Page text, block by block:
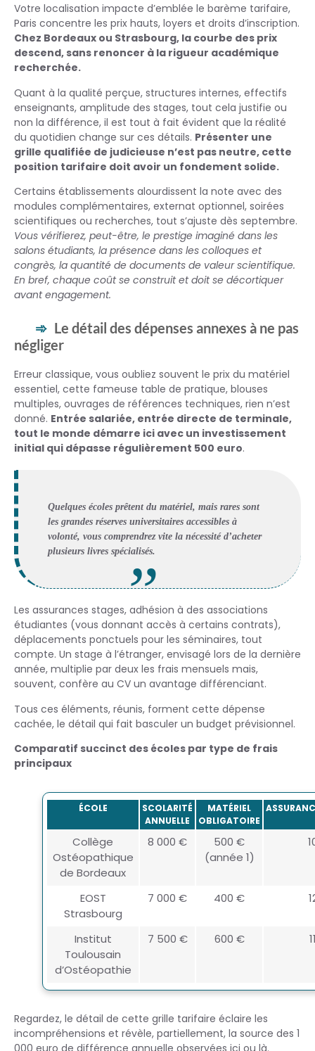
Votre localisation impacte d’emblée le barème tarifaire,
Paris concentre les prix hauts, loyers et droits d’inscription.
Chez Bordeaux ou Strasbourg, la courbe des prix
descend, sans renoncer à la rigueur académique
recherchée.
Quant à la qualité perçue, structures internes, effectifs
enseignants, amplitude des stages, tout cela justifie ou
non la différence, il est tout à fait évident que la réalité
du quotidien change sur ces détails. Présenter une
grille qualifiée de judicieuse n’est pas neutre, cette
position tarifaire doit avoir un fondement solide.
Certains établissements alourdissent la note avec des
modules complémentaires, externat optionnel, soirées
scientifiques ou recherches, tout s’ajuste dès septembre.
Vous vérifierez, peut-être, le prestige imaginé dans les
salons étudiants, la présence dans les colloques et
congrès, la quantité de documents de valeur scientifique.
En bref, chaque coût se construit et doit se décortiquer
avant engagement.
Le détail des dépenses annexes à ne pas
négliger
Erreur classique, vous oubliez souvent le prix du matériel
essentiel, cette fameuse table de pratique, blouses
multiples, ouvrages de références techniques, rien n’est
donné. Entrée salariée, entrée directe de terminale,
tout le monde démarre ici avec un investissement
initial qui dépasse régulièrement 500 euro.
Quelques écoles prêtent du matériel, mais rares sont
les grandes réserves universitaires accessibles à
volonté, vous comprendrez vite la nécessité d’acheter
plusieurs livres spécialisés.
Les assurances stages, adhésion à des associations
étudiantes (vous donnant accès à certains contrats),
déplacements ponctuels pour les séminaires, tout
compte. Un stage à l’étranger, envisagé lors de la dernière
année, multiplie par deux les frais mensuels mais,
souvent, confère au CV un avantage différenciant.
Tous ces éléments, réunis, forment cette dépense
cachée, le détail qui fait basculer un budget prévisionnel.
Comparatif succinct des écoles par type de frais
principaux
ÉCOLE
SCOLARITÉ
ANNUELLE
MATÉRIEL
OBLIGATOIRE
Collège
Ostéopathique
de Bordeaux
8 000 €
500 €
(année 1)
EOST
Strasbourg
7 000 € 400 €
Institut
Toulousain
d’Ostéopathie
7 500 € 600 €
Regardez, le détail de cette grille tarifaire éclaire les
incompréhensions et révèle, partiellement, la source des 1